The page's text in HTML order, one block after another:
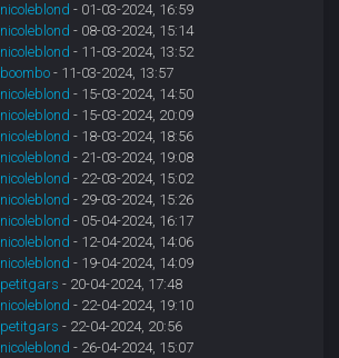
nicoleblond - 01-03-2024, 16:59
nicoleblond - 08-03-2024, 15:14
nicoleblond - 11-03-2024, 13:52
boombo - 11-03-2024, 13:57
nicoleblond - 15-03-2024, 14:50
nicoleblond - 15-03-2024, 20:09
nicoleblond - 18-03-2024, 18:56
nicoleblond - 21-03-2024, 19:08
nicoleblond - 22-03-2024, 15:02
nicoleblond - 29-03-2024, 15:26
nicoleblond - 05-04-2024, 16:17
nicoleblond - 12-04-2024, 14:06
nicoleblond - 19-04-2024, 14:09
petitgars - 20-04-2024, 17:48
nicoleblond - 22-04-2024, 19:10
petitgars - 22-04-2024, 20:56
nicoleblond - 26-04-2024, 15:07